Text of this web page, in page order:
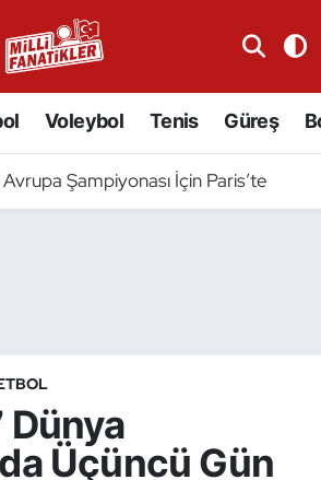
Voleybol Tenis Güreş
Şampiyonası İçin Paris’te
Dünya
Üçüncü Gün